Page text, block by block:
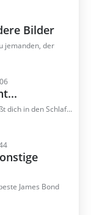
Bilder
jemanden, der
dich in den Schlaf...
James Bond